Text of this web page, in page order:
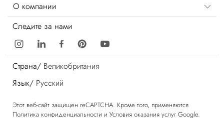
О компании
Следите за нами
Страна/ Великобритания
Язык/ Русский
Этот веб-сайт защищен reCAPTCHA. Кроме того, применяются
Политика конфиденциальности и Условия оказания услуг Google.